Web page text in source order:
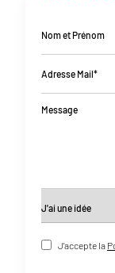
Nom et Prénom
Adresse Mail*
Message
J'accepte la